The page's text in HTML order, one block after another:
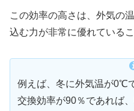
この効率の高さは、外気の
込む力が非常に優れている
例えば、冬に外気温が0℃
交換効率が90％であれば